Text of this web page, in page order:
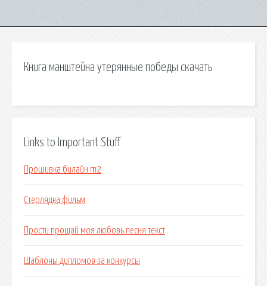
Книга манштейна утерянные победы скачать
Links to Important Stuff
Прошивка билайн m2
Стерлядка фильм
Прости прощай моя любовь песня текст
Шаблоны дипломов за конкурсы